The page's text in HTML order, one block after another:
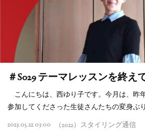
＃S029 テーマレッスンを終え
こんにちは、西ゆり子です。今月は、昨
参加してくださった生徒さんたちの変身ぶ
2023.05.22 03:00 （2022）スタイリング通信